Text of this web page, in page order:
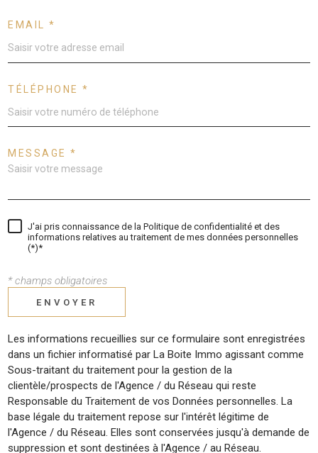
EMAIL *
TÉLÉPHONE *
MESSAGE *
J'ai pris connaissance de la Politique de confidentialité et des
informations relatives au traitement de mes données personnelles
(*)*
* champs obligatoires
ENVOYER
Les informations recueillies sur ce formulaire sont enregistrées
dans un fichier informatisé par La Boite Immo agissant comme
Sous-traitant du traitement pour la gestion de la
clientèle/prospects de l'Agence / du Réseau qui reste
Responsable du Traitement de vos Données personnelles. La
base légale du traitement repose sur l'intérêt légitime de
l'Agence / du Réseau. Elles sont conservées jusqu'à demande de
suppression et sont destinées à l'Agence / au Réseau.